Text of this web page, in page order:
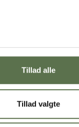
Tillad alle
Tillad valgte
Ventetid
15 min.
med fyld –